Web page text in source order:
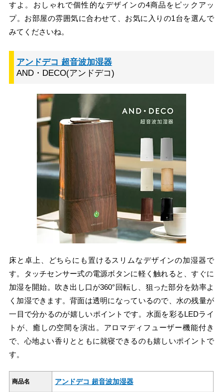
すよ。おしゃれで個性的なデザインの4商品をピックアッ
プ。お部屋の雰囲気に合わせて、お気に入りの1台を選んで
みてくださいね。
アンドデコ 超音波加湿器
AND・DECO(アンドデコ)
床と卓上、どちらにも置けるスリムなデザインの加湿器で
す。タッチセンサー式の電源ボタンに軽く触れると、すぐに
加湿を開始。吹き出し口が360°回転し、狙った部分を効率よ
く加湿できます。背面は透明になっているので、水の残量が
一目で分かるのが嬉しいポイントです。水面を彩るLEDライ
トが、癒しの空間を演出。アロマディフューザー機能付き
で、心地よい香りとともに就寝できるのも嬉しいポイントで
す。
商品名 アンドデコ 超音波加湿器